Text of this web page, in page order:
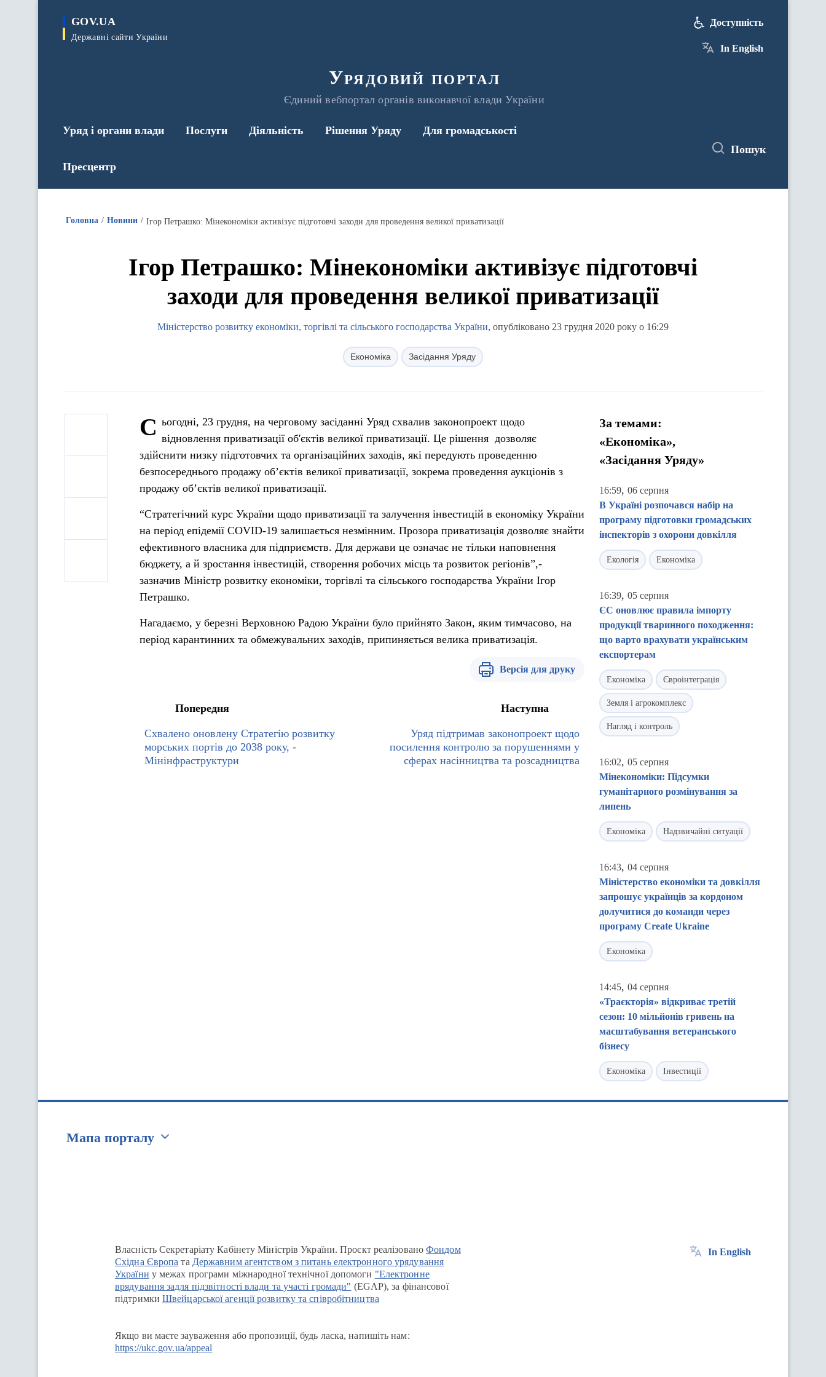
GOV.UA
Державні сайти України
Урядовий портал
Єдиний вебпортал органів виконавчої влади України
Доступність
In English
Уряд і органи влади Послуги Діяльність Рішення Уряду Для громадськості
Пресцентр
Пошук
Головна Новини Ігор Петрашко: Мінекономіки активізує підготовчі заходи для проведення великої приватизації
Ігор Петрашко: Мінекономіки активізує підготовчі
заходи для проведення великої приватизації
Міністерство розвитку економіки, торгівлі та сільського господарства України, опубліковано 23 грудня 2020 року о 16:29
Економіка Засідання Уряду
С ьогодні, 23 грудня, на черговому засіданні Уряд схвалив законопроект щодо
відновлення приватизації об'єктів великої приватизації. Це рішення дозволяє
здійснити низку підготовчих та організаційних заходів, які передують проведенню
безпосереднього продажу об’єктів великої приватизації, зокрема проведення аукціонів з
продажу об’єктів великої приватизації.
“Стратегічний курс України щодо приватизації та залучення інвестицій в економіку України
на період епідемії COVID-19 залишається незмінним. Прозора приватизація дозволяє знайти
ефективного власника для підприємств. Для держави це означає не тільки наповнення
бюджету, а й зростання інвестицій, створення робочих місць та розвиток регіонів”,-
зазначив Міністр розвитку економіки, торгівлі та сільського господарства України Ігор
Петрашко.
Нагадаємо, у березні Верховною Радою України було прийнято Закон, яким тимчасово, на
період карантинних та обмежувальних заходів, припиняється велика приватизація.
Версія для друку
Попередня
Схвалено оновлену Стратегію розвитку
морських портів до 2038 року, -
Мінінфраструктури
Наступна
Уряд підтримав законопроект щодо
посилення контролю за порушеннями у
сферах насінництва та розсадництва
За темами:
«Економіка»,
«Засідання Уряду»
16:59, 06 серпня
В Україні розпочався набір на
програму підготовки громадських
інспекторів з охорони довкілля
Екологія Економіка
16:39, 05 серпня
ЄС оновлює правила імпорту
продукції тваринного походження:
що варто врахувати українським
експортерам
Економіка Євроінтеграція
Земля і агрокомплекс
Нагляд і контроль
16:02, 05 серпня
Мінекономіки: Підсумки
гуманітарного розмінування за
липень
Економіка Надзвичайні ситуації
16:43, 04 серпня
Міністерство економіки та довкілля
запрошує українців за кордоном
долучитися до команди через
програму Create Ukraine
Економіка
14:45, 04 серпня
«Траєкторія» відкриває третій
сезон: 10 мільйонів гривень на
масштабування ветеранського
бізнесу
Економіка Інвестиції
Мапа порталу
Власність Секретаріату Кабінету Міністрів України. Проєкт реалізованоФондом
Східна Європа та Державним агентством з питань електронного урядування
України у межах програми міжнародної технічної допомоги "Електронне
врядування задля підзвітності влади та участі громади" (EGAP), за фінансової
підтримки Швейцарської агенції розвитку та співробітництва
Якщо ви маєте зауваження або пропозиції, будь ласка, напишіть нам:
https://ukc.gov.ua/appeal
In English